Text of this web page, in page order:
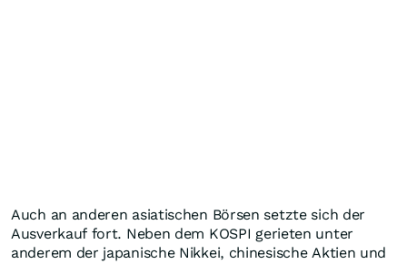
Auch an anderen asiatischen Börsen setzte sich der
Ausverkauf fort. Neben dem KOSPI gerieten unter
anderem der japanische Nikkei, chinesische Aktien und